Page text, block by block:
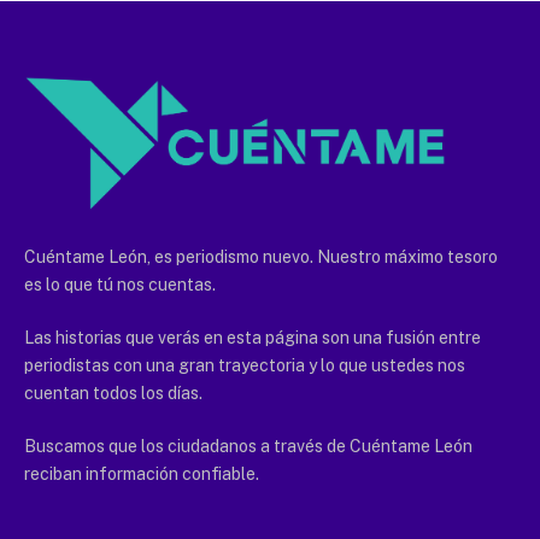
Cuéntame León, es periodismo nuevo. Nuestro máximo tesoro
es lo que tú nos cuentas.
Las historias que verás en esta página son una fusión entre
periodistas con una gran trayectoria y lo que ustedes nos
cuentan todos los días.
Buscamos que los ciudadanos a través de Cuéntame León
reciban información confiable.